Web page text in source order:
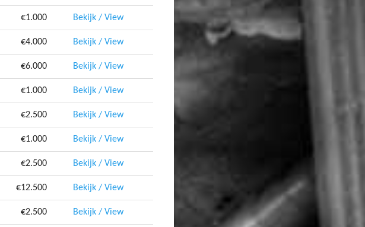
€1.000 Bekijk / View
€4.000 Bekijk / View
€6.000 Bekijk / View
€1.000 Bekijk / View
€2.500 Bekijk / View
€1.000 Bekijk / View
€2.500 Bekijk / View
€12.500 Bekijk / View
€2.500 Bekijk / View